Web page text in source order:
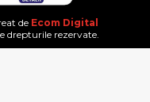
de Ecom Digital
drepturile rezervate.